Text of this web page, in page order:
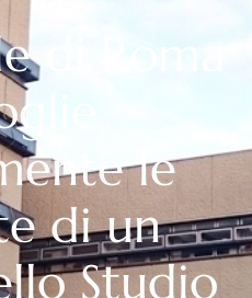
di Roma
le
di un
Studio